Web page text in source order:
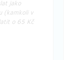
jako
(kamkoli v
o 65 Kč